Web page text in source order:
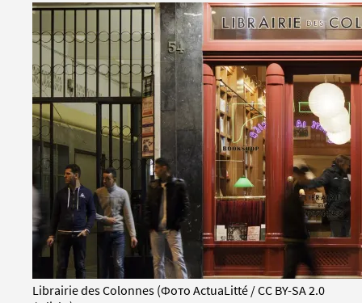
Librairie des Colonnes (Фото ActuaLitté / CC BY-SA 2.0